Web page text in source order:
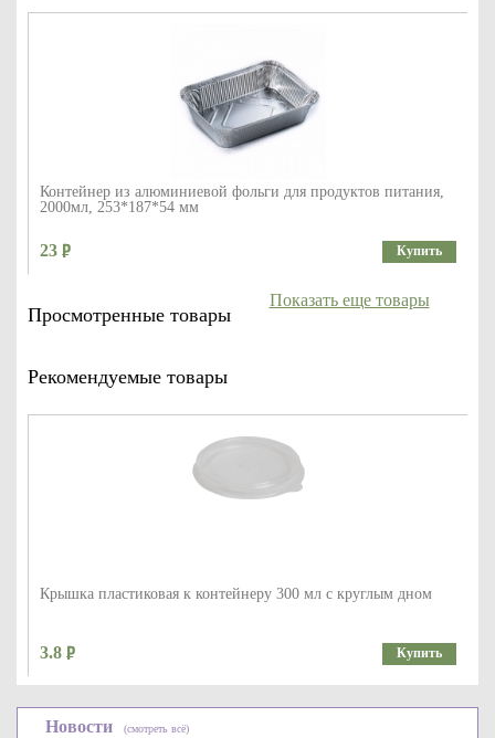
Контейнер из алюминиевой фольги для продуктов питания,
2000мл, 253*187*54 мм
23 Купить
Просмотренные товары
Рекомендуемые товары
Крышка пластиковая к контейнеру 300 мл с круглым дном
3.8 Купить
Показать еще товары
Новости (смотреть всё)